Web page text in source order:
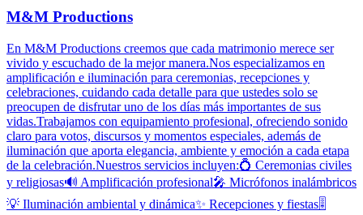
M&M Productions
En M&M Productions creemos que cada matrimonio merece ser
vivido y escuchado de la mejor manera.Nos especializamos en
amplificación e iluminación para ceremonias, recepciones y
celebraciones, cuidando cada detalle para que ustedes solo se
preocupen de disfrutar uno de los días más importantes de sus
vidas.Trabajamos con equipamiento profesional, ofreciendo sonido
claro para votos, discursos y momentos especiales, además de
iluminación que aporta elegancia, ambiente y emoción a cada etapa
de la celebración.Nuestros servicios incluyen:💍 Ceremonias civiles
y religiosas🔊 Amplificación profesional🎤 Micrófonos inalámbricos
💡 Iluminación ambiental y dinámica✨ Recepciones y fiestas🎚️